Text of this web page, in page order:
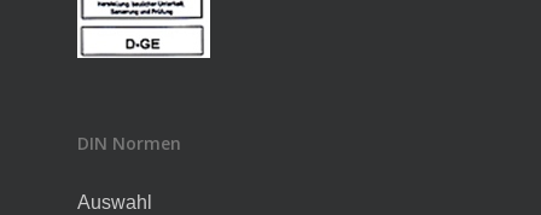
DIN Normen
Auswahl